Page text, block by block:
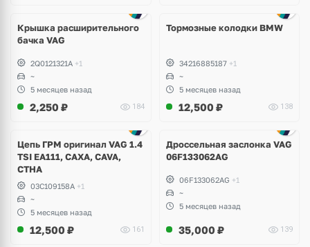
Крышка расширительного
бачка VAG
2Q0121321A +1
~
5 месяцев назад
2,250 ₽ 184
Тормозные колодки BMW
34216885187 +1
~
5 месяцев назад
12,500 ₽ 138
Цепь ГРМ оригинал VAG 1.4
TSI EA111, CAXA, CAVA,
CTHA
03C109158A +1
~
5 месяцев назад
12,500 ₽ 161
Дроссельная заслонка VAG
06F133062AG
06F133062AG +1
~
5 месяцев назад
35,000 ₽ 139